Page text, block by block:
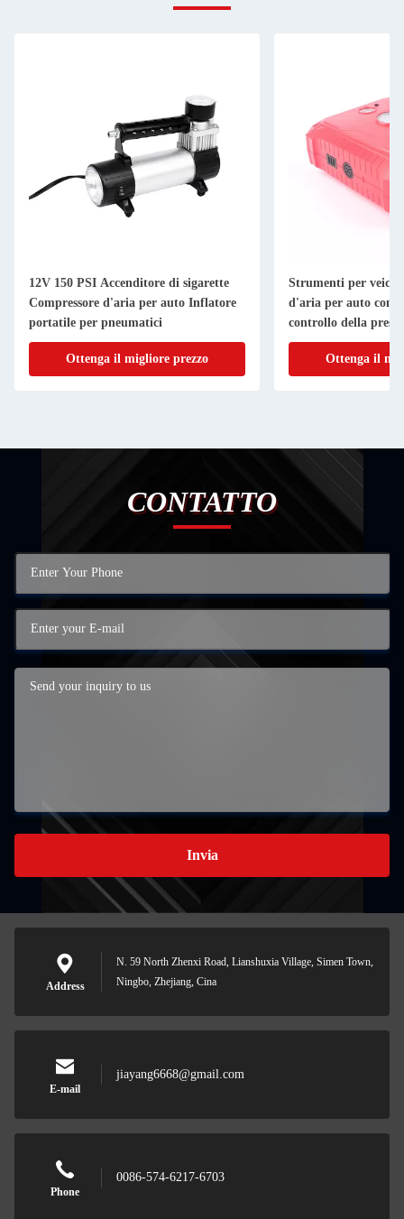
12V 150 PSI Accenditore di sigarette
Compressore d'aria per auto Inflatore
portatile per pneumatici
Ottenga il migliore prezzo
Strumenti per
d'aria per auto con
controllo della
Ottenga il
CONTATTO
Invia
Address
N. 59 North Zhenxi Road, Lianshuxia Village, Simen Town,
Ningbo, Zhejiang, Cina
E-mail
jiayang6668@gmail.com
Phone
0086-574-6217-6703